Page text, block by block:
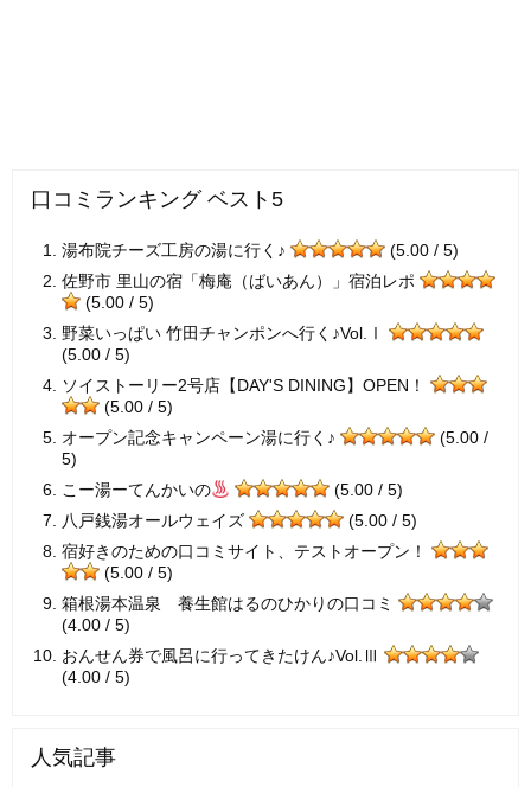
口コミランキング ベスト5
湯布院チーズ工房の湯に行く♪
(5.00 / 5)
佐野市 里山の宿「梅庵（ばいあん）」宿泊レポ
(5.00 / 5)
野菜いっぱい 竹田チャンポンへ行く♪Vol.Ⅰ
(5.00 / 5)
ソイストーリー2号店【DAY'S DINING】OPEN！
(5.00 / 5)
オープン記念キャンペーン湯に行く♪
(5.00 /
5)
こー湯ーてんかいの
(5.00 / 5)
八戸銭湯オールウェイズ
(5.00 / 5)
宿好きのための口コミサイト、テストオープン！
(5.00 / 5)
箱根湯本温泉 養生館はるのひかりの口コミ
(4.00 / 5)
おんせん券で風呂に行ってきたけん♪Vol.Ⅲ
(4.00 / 5)
人気記事